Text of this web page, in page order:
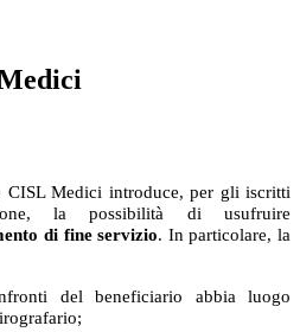
CISL Medici introduce, per gli iscritti
la possibilità di usufruire
di fine servizio. In particolare, la
del beneficiario abbia luogo